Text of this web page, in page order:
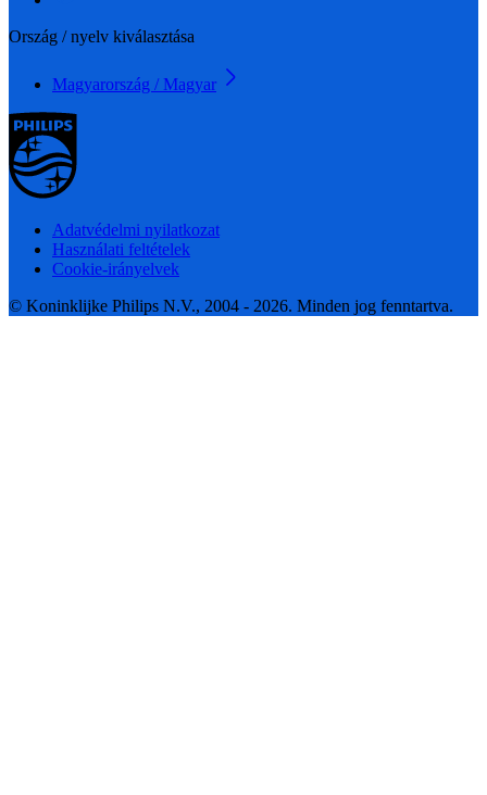
Ország / nyelv kiválasztása
Magyarország / Magyar
Adatvédelmi nyilatkozat
Használati feltételek
Cookie-irányelvek
© Koninklijke Philips N.V., 2004 - 2026. Minden jog fenntartva.